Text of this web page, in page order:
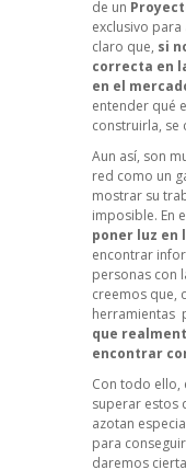
de un
exclusivo
claro que, si
correcta en
en el
entender qué
construirla, se
Aun así, son
red como un
mostrar su
imposible. En
poner luz en
encontrar
personas con
creemos que,
herramientas
que
encontrar
Con todo ello,
superar estos
azotan
para
daremos